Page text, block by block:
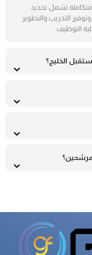
تشمل تحديد
التدريب والتطوير
التوظيف.
الخليج؟